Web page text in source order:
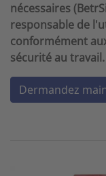
nécessaires
responsable de
conformément
sécurité au travail.
Dermandez